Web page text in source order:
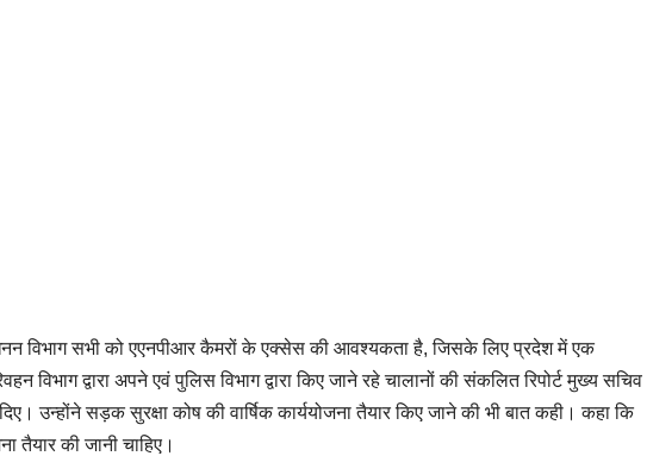
विभाग सभी को एएनपीआर कैमरों के एक्सेस की आवश्यकता है, जिसके लिए प्रदेश में एक
विभाग द्वारा अपने एवं पुलिस विभाग द्वारा किए जाने रहे चालानों की संकलित रिपोर्ट मुख्य सचिव
उन्होंने सड़क सुरक्षा कोष की वार्षिक कार्ययोजना तैयार किए जाने की भी बात कही। कहा कि
तैयार की जानी चाहिए।